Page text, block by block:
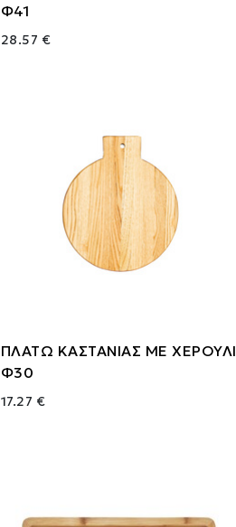
Φ41
28.57 €
ΠΛΑΤΩ ΚΑΣΤΑΝΙΑΣ ΜΕ ΧΕΡΟΥΛΙ
Φ30
17.27 €